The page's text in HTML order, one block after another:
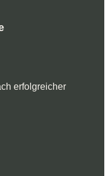
erfolgreicher